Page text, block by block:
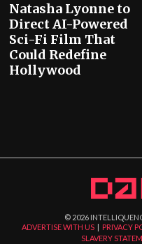
Natasha Lyonne to
Direct AI-Powered
Sci-Fi Film That
Could Redefine
Hollywood
© 2026
ADVERTISE WITH US
PRIVACY
SLAVERY